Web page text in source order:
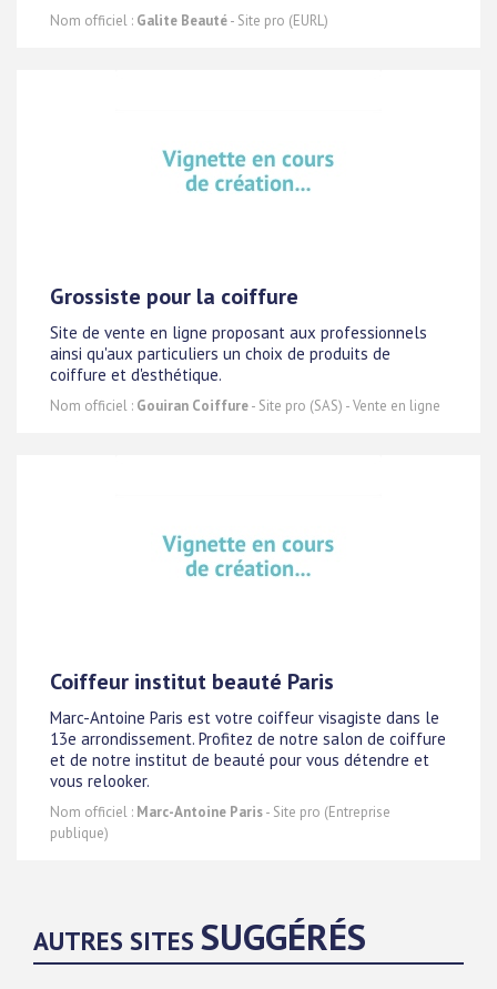
Nom officiel : Galite Beauté- Site pro (EURL)
Grossiste pour la coiffure
Site de vente en ligne proposant aux professionnels
ainsi qu'aux particuliers un choix de produits de
coiffure et d'esthétique.
Nom officiel : Gouiran Coiffure- Site pro (SAS) - Vente en ligne
Coiffeur institut beauté Paris
Marc-Antoine Paris est votre coiffeur visagiste dans le
13e arrondissement. Profitez de notre salon de coiffure
et de notre institut de beauté pour vous détendre et
vous relooker.
Nom officiel : Marc-Antoine Paris- Site pro (Entreprise
publique)
AUTRES SITES SUGGÉRÉS